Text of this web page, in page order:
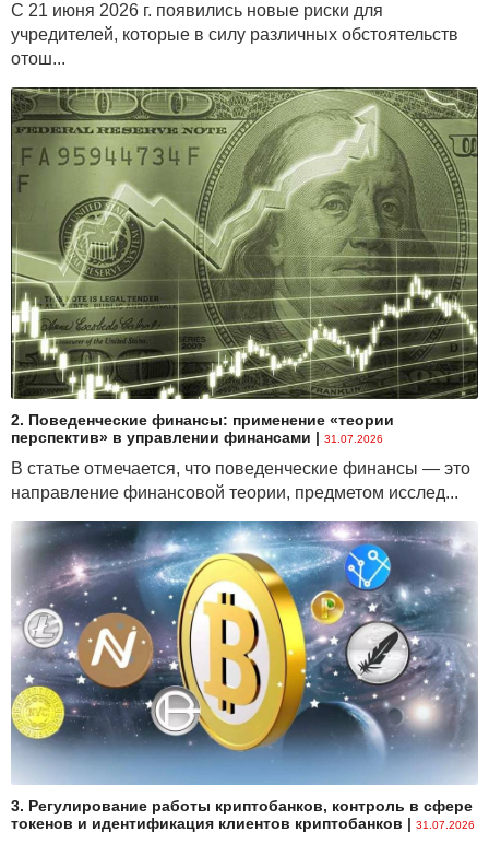
С 21 июня 2026 г. появились новые риски для
учредителей, которые в силу различных обстоятельств
отош...
2. Поведенческие финансы: применение «теории
перспектив» в управлении финансами | 31.07.2026
В статье отмечается, что поведенческие финансы — это
направление финансовой теории, предметом исслед...
3. Регулирование работы криптобанков, контроль в сфере
токенов и идентификация клиентов криптобанков | 31.07.2026